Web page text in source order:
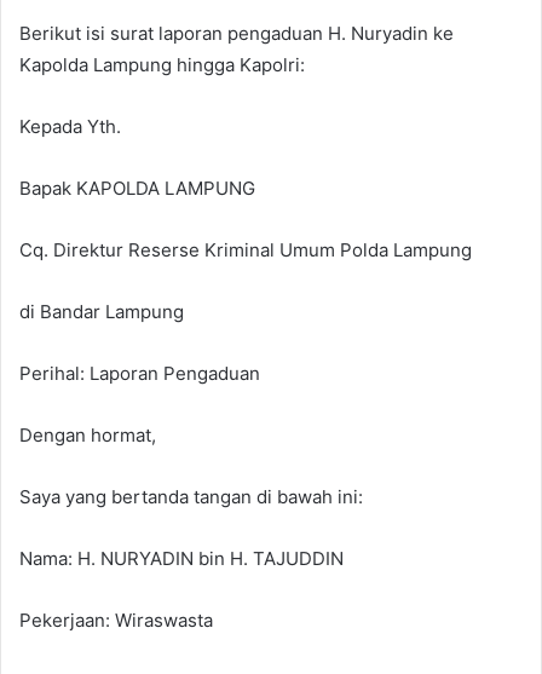
Berikut isi surat laporan pengaduan H. Nuryadin ke
Kapolda Lampung hingga Kapolri:
Kepada Yth.
Bapak KAPOLDA LAMPUNG
Cq. Direktur Reserse Kriminal Umum Polda Lampung
di Bandar Lampung
Perihal: Laporan Pengaduan
Dengan hormat,
Saya yang bertanda tangan di bawah ini:
Nama: H. NURYADIN bin H. TAJUDDIN
Pekerjaan: Wiraswasta